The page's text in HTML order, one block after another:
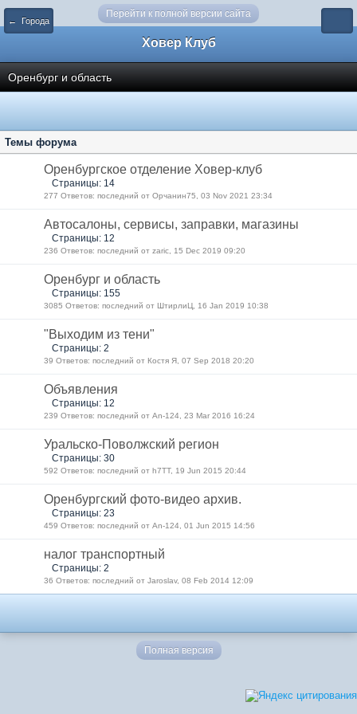
Перейти к полной версии сайта
← Города
Ховер Клуб
Оренбург и область
Темы форума
Оренбургское отделение Ховер-клуб
Страницы: 14
277 Ответов: последний от Орчанин75, 03 Nov 2021 23:34
Автосалоны, сервисы, заправки, магазины
Страницы: 12
236 Ответов: последний от zaric, 15 Dec 2019 09:20
Оренбург и область
Страницы: 155
3085 Ответов: последний от ШтирлиЦ, 16 Jan 2019 10:38
"Выходим из тени"
Страницы: 2
39 Ответов: последний от Костя Я, 07 Sep 2018 20:20
Объявления
Страницы: 12
239 Ответов: последний от An-124, 23 Mar 2016 16:24
Уральско-Поволжский регион
Страницы: 30
592 Ответов: последний от h7TT, 19 Jun 2015 20:44
Оренбургский фото-видео архив.
Страницы: 23
459 Ответов: последний от An-124, 01 Jun 2015 14:56
налог транспортный
Страницы: 2
36 Ответов: последний от Jaroslav, 08 Feb 2014 12:09
Полная версия